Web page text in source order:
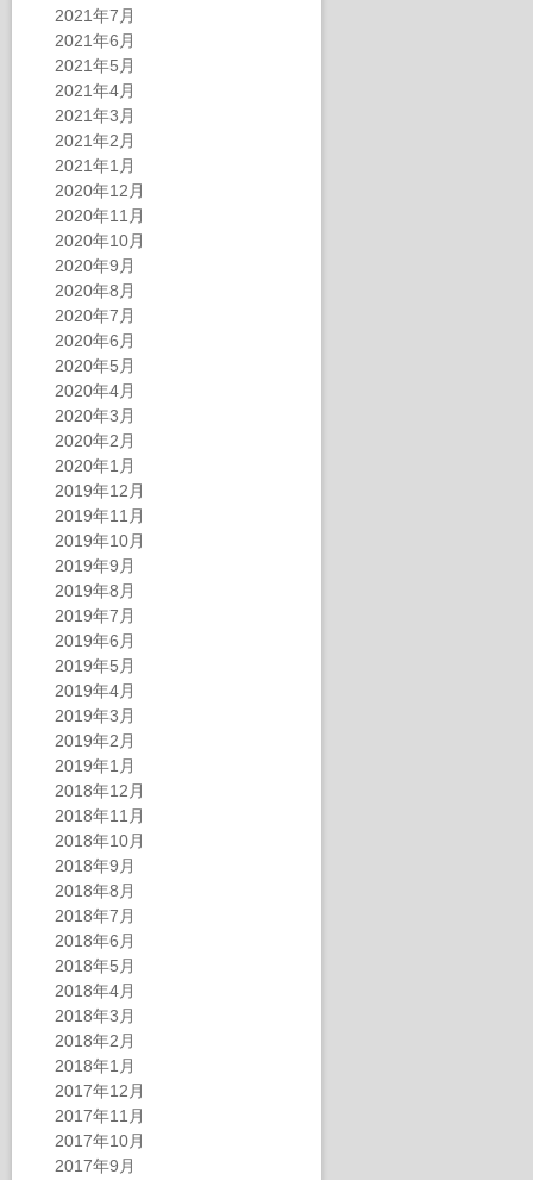
2021年7月
2021年6月
2021年5月
2021年4月
2021年3月
2021年2月
2021年1月
2020年12月
2020年11月
2020年10月
2020年9月
2020年8月
2020年7月
2020年6月
2020年5月
2020年4月
2020年3月
2020年2月
2020年1月
2019年12月
2019年11月
2019年10月
2019年9月
2019年8月
2019年7月
2019年6月
2019年5月
2019年4月
2019年3月
2019年2月
2019年1月
2018年12月
2018年11月
2018年10月
2018年9月
2018年8月
2018年7月
2018年6月
2018年5月
2018年4月
2018年3月
2018年2月
2018年1月
2017年12月
2017年11月
2017年10月
2017年9月